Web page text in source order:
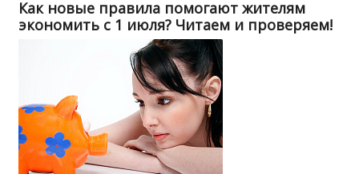
Как новые правила помогают жителям
экономить с 1 июля? Читаем и проверяем!